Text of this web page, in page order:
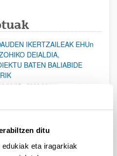
ditu
eta iragarkiak
IKERTZAILEAK EHUn
DEIALDIA,
BATEN BALIABIDE
08/07 - 2026/08/14
2026